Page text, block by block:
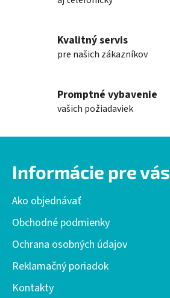
Kvalitný servis
pre našich zákazníkov
Promptné vybavenie
vašich požiadaviek
Informácie pre vás
Ako objednávať
Obchodné podmienky
Ochrana osobných údajov
Reklamačný poriadok
Kontakty